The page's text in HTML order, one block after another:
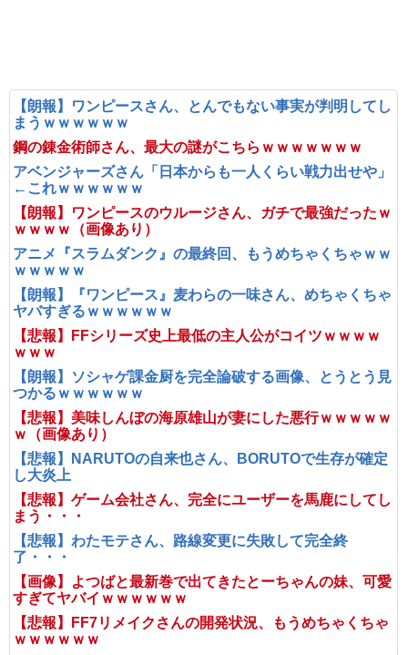
【朗報】ワンピースさん、とんでもない事実が判明してし
まうｗｗｗｗｗｗ
鋼の錬金術師さん、最大の謎がこちらｗｗｗｗｗｗｗ
アベンジャーズさん「日本からも一人くらい戦力出せや」
←これｗｗｗｗｗｗ
【朗報】ワンピースのウルージさん、ガチで最強だったｗ
ｗｗｗｗ（画像あり）
アニメ『スラムダンク』の最終回、もうめちゃくちゃｗｗ
ｗｗｗｗｗ
【朗報】『ワンピース』麦わらの一味さん、めちゃくちゃ
ヤバすぎるｗｗｗｗｗｗ
【悲報】FFシリーズ史上最低の主人公がコイツｗｗｗｗ
ｗｗｗ
【朗報】ソシャゲ課金厨を完全論破する画像、とうとう見
つかるｗｗｗｗｗｗ
【悲報】美味しんぼの海原雄山が妻にした悪行ｗｗｗｗｗ
ｗ（画像あり）
【悲報】NARUTOの自来也さん、BORUTOで生存が確定
し大炎上
【悲報】ゲーム会社さん、完全にユーザーを馬鹿にしてし
まう・・・
【悲報】わたモテさん、路線変更に失敗して完全終
了・・・
【画像】よつばと最新巻で出てきたとーちゃんの妹、可愛
すぎてヤバイｗｗｗｗｗｗ
【悲報】FF7リメイクさんの開発状況、もうめちゃくちゃ
ｗｗｗｗｗｗ